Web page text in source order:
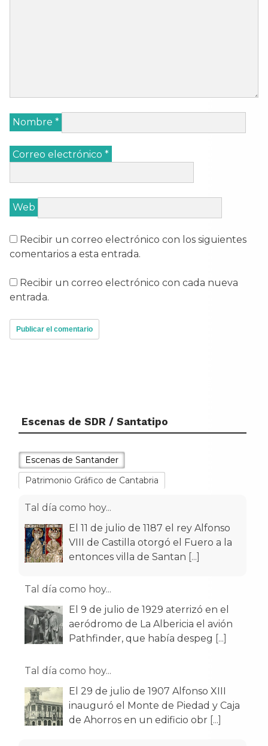
Nombre *
Correo electrónico *
Web
Recibir un correo electrónico con los siguientes
comentarios a esta entrada.
Recibir un correo electrónico con cada nueva
entrada.
Escenas de SDR / Santatipo
Escenas de Santander
Patrimonio Gráfico de Cantabria
Tal día como hoy...
El 11 de julio de 1187 el rey Alfonso
VIII de Castilla otorgó el Fuero a la
entonces villa de Santan [...]
Tal día como hoy...
El 9 de julio de 1929 aterrizó en el
aeródromo de La Albericia el avión
Pathfinder, que había despeg [...]
Tal día como hoy...
El 29 de julio de 1907 Alfonso XIII
inauguró el Monte de Piedad y Caja
de Ahorros en un edificio obr [...]